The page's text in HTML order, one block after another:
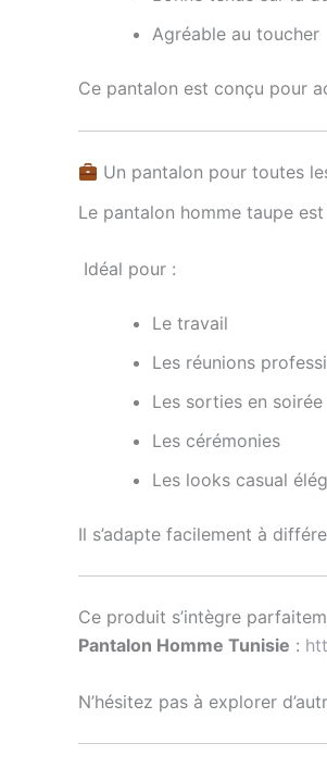
Agréable au toucher
Ce pantalon est conçu pour
Un pantalon pour toutes
Le pantalon homme taupe
Idéal pour :
Le travail
Les réunions
Les sorties en soirée
Les cérémonies
Les looks casual
Il s’adapte facilement à
Ce produit s’intègre
Pantalon Homme Tunisie :
N’hésitez pas à explorer